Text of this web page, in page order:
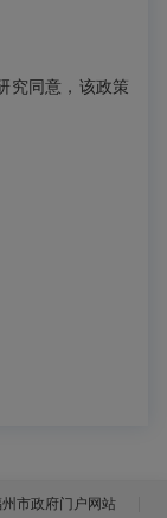
同意，该政策
市政府门户网站